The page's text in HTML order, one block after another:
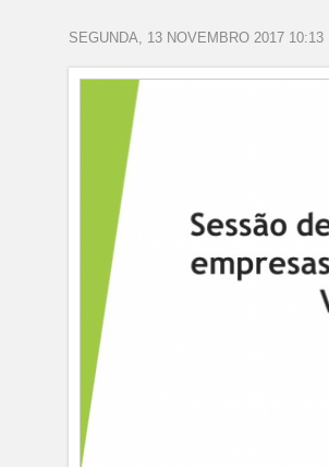
SEGUNDA, 13 NOVEMBRO 2017 10:13